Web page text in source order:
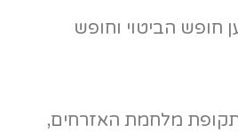
הביטוי וחופש
מלחמת האזרחים,